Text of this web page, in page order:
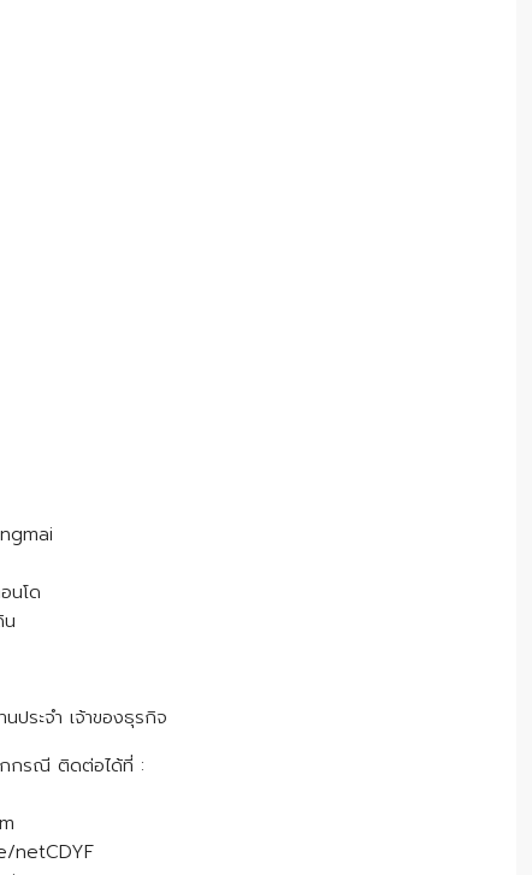
นโด
ระจำ เจ้าของธุรกิจ
กรณี ติดต่อได้ที่ :
netCDYF